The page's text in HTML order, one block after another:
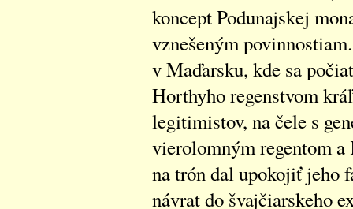
koncept Podunajskej
vznešeným
v Maďarsku, kde sa
Horthyho regenstvom
legitimistov, na čele s
vierolomným regentom
na trón dal upokojiť jeho
návrat do švajčiarskeho